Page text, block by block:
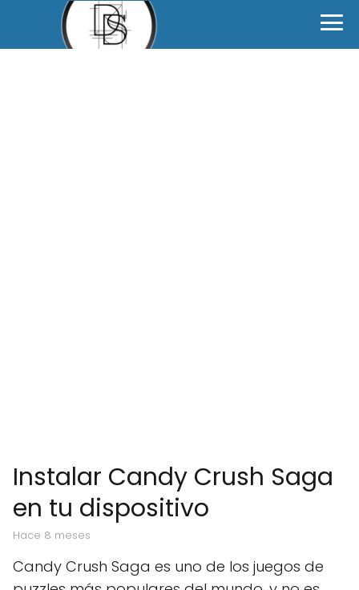
Instalar Candy Crush Saga
en tu dispositivo
hace 8 meses
Candy Crush Saga es uno de los juegos de